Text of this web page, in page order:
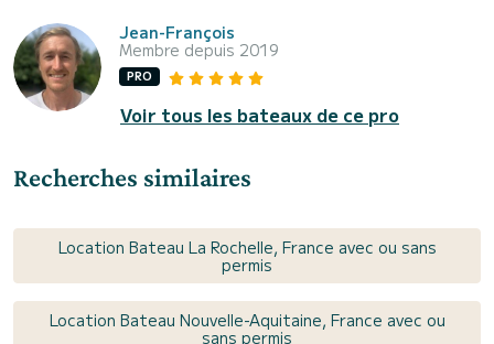
Jean-François
Membre depuis 2019
PRO
Voir tous les bateaux de ce pro
Recherches similaires
Location Bateau La Rochelle, France avec ou sans
permis
Location Bateau Nouvelle-Aquitaine, France avec ou
sans permis